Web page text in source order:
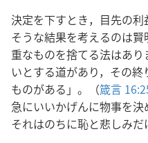
決定を下すとき，目先の
そうな結果を考えるのは
重なものを捨てる法はあ
いとする道があり，その
ものがある」。（箴言
急にいいかげんに物事を決
それはのちに恥と悲しみだ